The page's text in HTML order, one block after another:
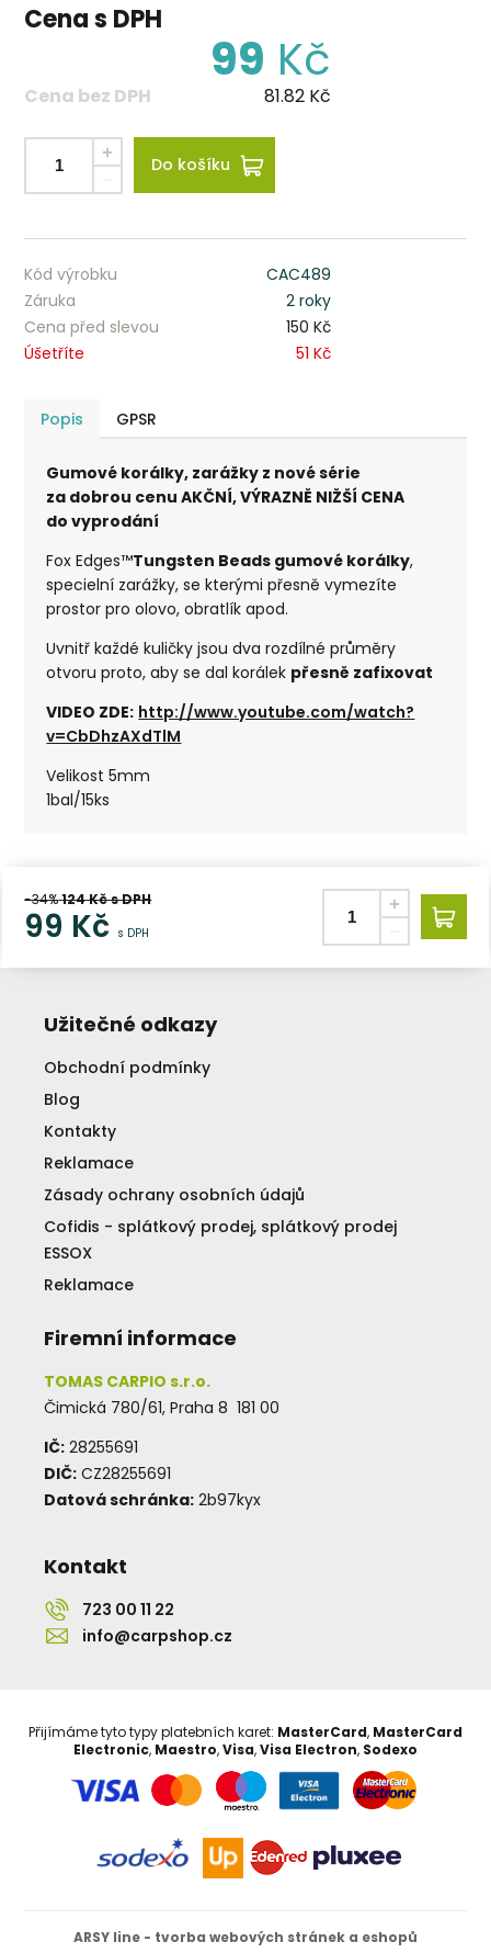
Cena s DPH
99 Kč
Cena bez DPH 81.82 Kč
Do košíku
Kód výrobku
CAC489
Záruka
2 roky
Cena před slevou
150 Kč
Úšetříte
51 Kč
Popis GPSR
Gumové korálky, zarážky z nové série
za dobrou cenu AKČNÍ, VÝRAZNĚ NIŽŠÍ CENA
do vyprodání
Fox Edges™Tungsten Beads gumové korálky,
specielní zarážky, se kterými přesně vymezíte
prostor pro olovo, obratlík apod.
Uvnitř každé kuličky jsou dva rozdílné průměry
otvoru proto, aby se dal korálek přesně zafixovat
VIDEO ZDE: http://www.youtube.com/watch?
v=CbDhzAXdTlM
Velikost 5mm
1bal/15ks
-34%124Kč s DPH
99 Kč s DPH
Užitečné odkazy
Obchodní podmínky
Blog
Kontakty
Reklamace
Zásady ochrany osobních údajů
Cofidis - splátkový prodej, splátkový prodej
ESSOX
Reklamace
Firemní informace
TOMAS CARPIO s.r.o.
Čimická 780/61, Praha 8 181 00
IČ: 28255691
DIČ: CZ28255691
Datová schránka: 2b97kyx
Kontakt
723 00 11 22
info@carpshop.cz
Přijímáme tyto typy platebních karet: MasterCard, MasterCard
Electronic, Maestro,Visa,Visa Electron, Sodexo
ARSY line - tvorba webových stránek a eshopů